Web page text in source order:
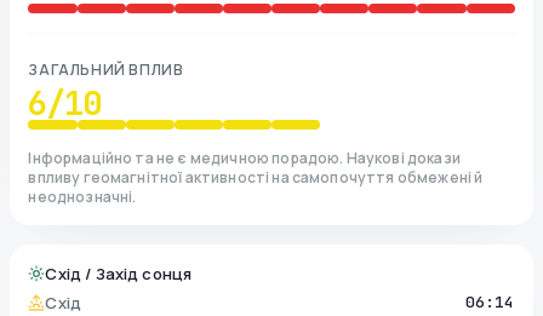
ЗАГАЛЬНИЙ ВПЛИВ
6/10
Інформаційно та не є медичною порадою. Наукові докази
впливу геомагнітної активності на самопочуття обмежені й
неоднозначні.
Схід / Захід сонця
Схід
06:14